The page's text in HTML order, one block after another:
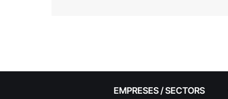
EMPRESES / SECTORS